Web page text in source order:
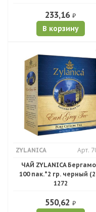
233,16 ₽
В корзину
ZYLANICA
Арт.
ЧАЙ ZYLANICA
100 пак.*2 гр. черный
1272
550,62 ₽